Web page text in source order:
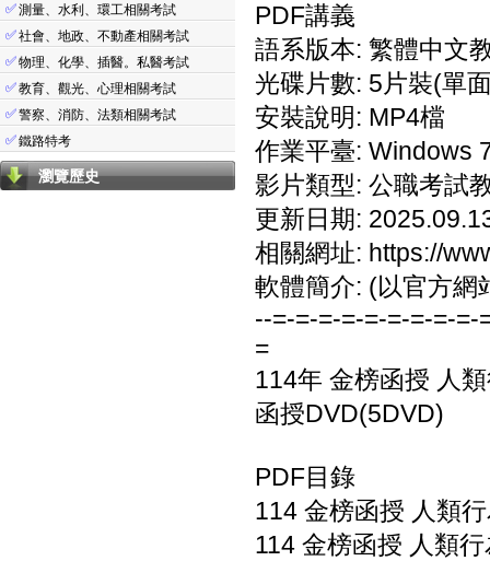
✅測量、水利、環工相關考試
✅社會、地政、不動產相關考試
✅物理、化學、插醫。私醫考試
✅教育、觀光、心理相關考試
✅警察、消防、法類相關考試
✅鐵路特考
瀏覽歷史
PDF講義
語系版本: 繁體中文
光碟片數: 5片裝(單
安裝說明: MP4檔
作業平臺: Windows
影片類型: 公職考試
更新日期:
相關網址: https://
軟體簡介: (以官方網
--=-=-=-=-=-=-=-=-=-
=
114年 金榜函授 人
函授DVD(5DVD)
PDF目錄
114 金榜函授 人類
114 金榜函授 人類